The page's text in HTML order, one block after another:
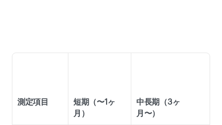
測定項目
短期（〜1ヶ
月）
中長期（3ヶ
月〜）